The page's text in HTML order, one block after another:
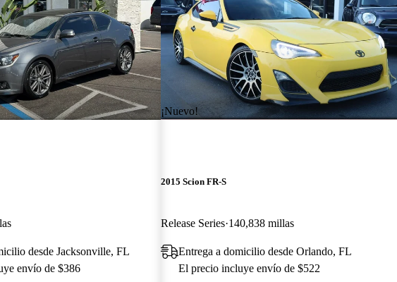
desde Jacksonville, FL
envío de $386
¡Nuevo!
2015 Scion FR-S
Release Series 140,838 millas
Entrega a domicilio desde Orlando, FL
El precio incluye envío de $522